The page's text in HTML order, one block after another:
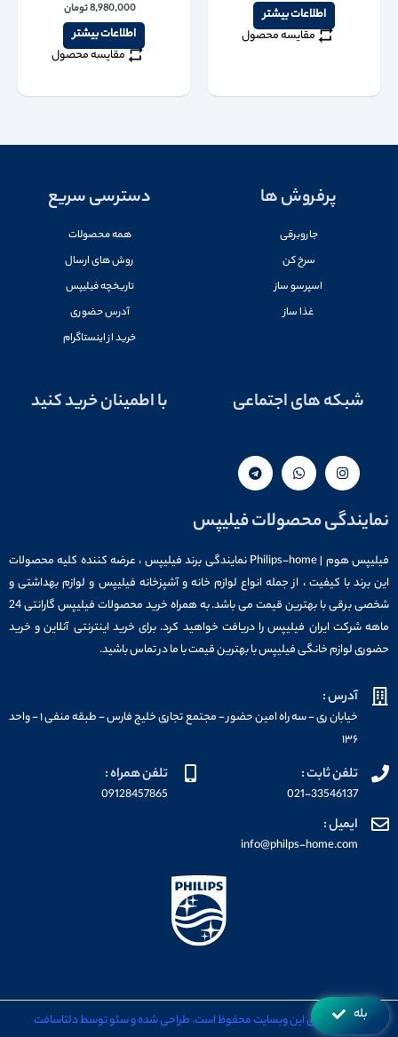
اطلاعات بیشتر
مقایسه محصول
8,980,000تومان
اطلاعات بیشتر
مقایسه محصول
پرفروش ها
جاروبرقی
سرخ کن
اسپرسو ساز
غذا ساز
دسترسی سریع
همه محصولات
روش های ارسال
تاریخچه فیلیپس
آدرس حضوری
خرید از اینستاگرام
شبکه های اجتماعی با اطمینان خرید کنید
نمایندگی محصولات فیلیپس
فیلیپس هوم | Philips-home نمایندگی برند فیلیپس ، عرضه کننده کلیه محصولات
این برند با کیفیت ، از جمله انواع لوازم خانه و آشپزخانه فیلیپس و لوازم بهداشتی و
شخصی برقی با بهترین قیمت می باشد. به همراه خرید محصولات فیلیپس گارانتی 24
ماهه شرکت ایران فیلیپس را دریافت خواهید کرد. برای خرید اینترنتی آنلاین و خرید
حضوری لوازم خانگی فیلیپس با بهترین قیمت با ما در تماس باشید.
آدرس :
خیابان ری - سه راه امین حضور - مجتمع تجاری خلیج فارس - طبقه منفی ۱ - واحد
۱۳۶
تلفن ثابت :
021-33546137
تلفن همراه :
09128457865
ایمیل :
info@philps-home.com
تمامی حقوق این وبسایت محفوظ است. طراحی شده و سئو توسط دلتاسافت
بله